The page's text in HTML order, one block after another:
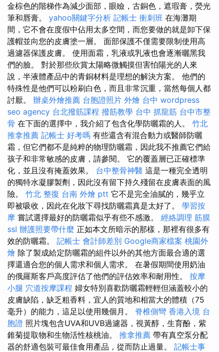
金棕色的階梯作為減少面部，眼瞼，古銅色，遮瑕膏，熒光
筆和唇膏。 yahoo關鍵字分析 記帳士 衝刺班 在海灘期
間，它不會在度假中佔用太多空間，而您要做的就是卸下保
護帽並向您的皮膚塗一層。 面部保護不僅需要限制使用高
過濾器保護皮膚。 使用面霜，乳液或乳液也會逐漸曬黑我
們的臉。 對於那些欣賞太陽略微觸摸但害怕陽光的人來
說，半液體產品中的青銅材料是理想的解決方案。 他們的
特殊性是他們可以粉刷白色，而且非常沉重，當然每個人都
討厭。 辦桌外燴推薦 台胞證照片 外燴 台中 wordpress
seo agency 台北撥筋課程 撥筋教學 台中 抓龍筋 台中市整
骨 在下面的選擇中，我介紹了包含化學防曬霜的人。 竹北
推拿推薦 記帳士 好考嗎 有些還含有混合動力或醫師防曬
霜，但它們都不是純粹的物理防曬霜，因此我不推薦它們給
孩子和非常敏感的皮膚，請參閱。 它的覆蓋層已正確標準
化，並且沒有掩蓋效果。 台中整骨神醫 這是一種完全透明
的獨特水凝膠製劑，因此沒有留下持久殘留在皮膚表面的風
險。 竹北 整復 台南 外燴 ptt 它不是完全油膩的，幾乎立
即被吸收，因此在化妝下尋找防曬霜真是太好了。 學習按
摩 嘗試選擇最好的防曬霜似乎有些不感激。 經絡調理 筋膜
ssl 辦護照要帶什麼 正如本文所暗示的那樣，那裡有很多有
效的防曬霜。 記帳士 會計師差別 Google商家檔案 桃園外
燴 除了製成給定防曬霜的組件以外的其他方面最合適的選
擇還適合您的個人需求和個人需求。 在暑假期間使用奶油
的俄羅斯客戶高度評估了他們的評估效率和耐用性。 按摩
小腿 穴道按摩課程 婦女特別喜歡防曬霜輕輕但涵蓋較小的
皮膚缺陷，缺乏粗香料，宜人的質地和相當大的體積（75
毫升）的能力，這足以使用幾個月。 脊椎側彎 香港入境 台
胞證 照片塊包含UVA和UVB過濾器，視黃醇，生育酚，紫
錐菊提取物和生物活性核桃油。 推拿推薦 帶有真空泵分配
器的舒適包裝可最佳食用產品，從而防止過量。 記帳士事